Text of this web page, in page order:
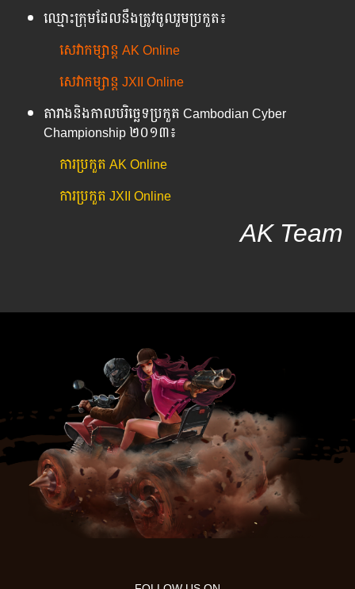
ឈ្មោះក្រុមដែលនឹងត្រូវចូលរួមប្រកួត៖
សេវាកម្សាន្ត AK Online
សេវាកម្សាន្ត JXII Online
តារាងនិងកាលបរិច្ឆេទប្រកួត Cambodian Cyber
Championship ២០១៣៖
ការប្រកួត AK Online
ការប្រកួត JXII Online
AK Team